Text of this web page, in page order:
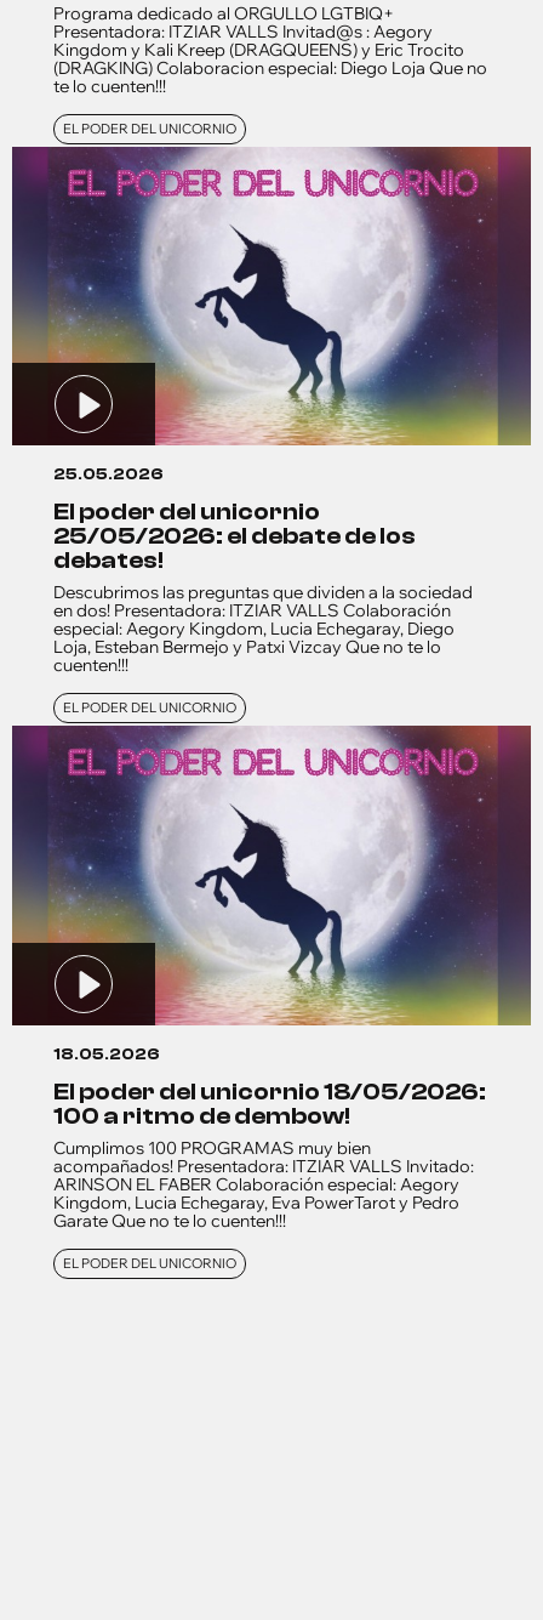
Programa dedicado al ORGULLO LGTBIQ+
Presentadora: ITZIAR VALLS Invitad@s : Aegory
Kingdom y Kali Kreep (DRAGQUEENS) y Eric Trocito
(DRAGKING) Colaboracion especial: Diego Loja Que no
te lo cuenten!!!
EL PODER DEL UNICORNIO
25.05.2026
el poder del unicornio
25/05/2026: el debate de los
debates!
Descubrimos las preguntas que dividen a la sociedad
en dos! Presentadora: ITZIAR VALLS Colaboración
especial: Aegory Kingdom, Lucia Echegaray, Diego
Loja, Esteban Bermejo y Patxi Vizcay Que no te lo
cuenten!!!
EL PODER DEL UNICORNIO
18.05.2026
el poder del unicornio 18/05/2026:
100 a ritmo de dembow!
Cumplimos 100 PROGRAMAS muy bien
acompañados! Presentadora: ITZIAR VALLS Invitado:
ARINSON EL FABER Colaboración especial: Aegory
Kingdom, Lucia Echegaray, Eva PowerTarot y Pedro
Garate Que no te lo cuenten!!!
EL PODER DEL UNICORNIO